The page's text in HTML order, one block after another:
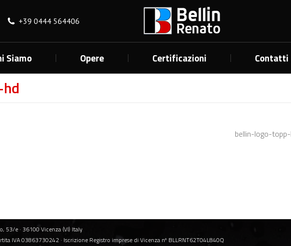
+39 0444 564406
Siamo Opere Certificazioni Contatti
bellin-logo-
53/e · 36100 Vicenza (VI) Italy
IVA 03863730242 · Iscrizione Registro imprese di Vicenza nº BLLRNT62T04L840Q